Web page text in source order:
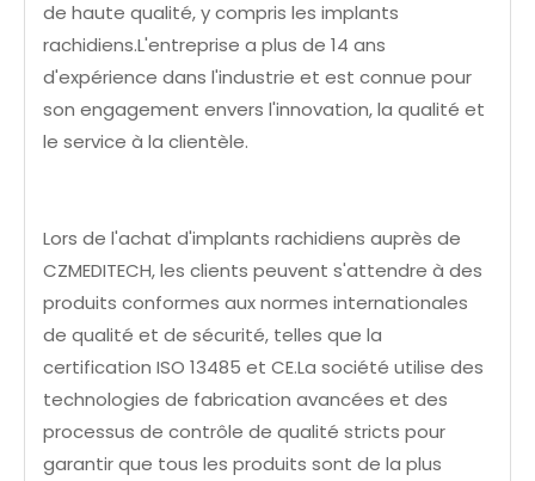
de haute qualité, y compris les implants
rachidiens.L'entreprise a plus de 14 ans
d'expérience dans l'industrie et est connue pour
son engagement envers l'innovation, la qualité et
le service à la clientèle.
Lors de l'achat d'implants rachidiens auprès de
CZMEDITECH, les clients peuvent s'attendre à des
produits conformes aux normes internationales
de qualité et de sécurité, telles que la
certification ISO 13485 et CE.La société utilise des
technologies de fabrication avancées et des
processus de contrôle de qualité stricts pour
garantir que tous les produits sont de la plus